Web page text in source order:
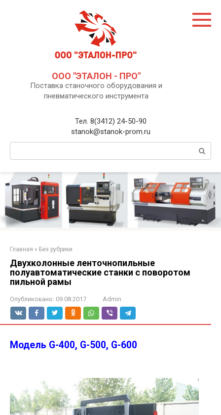
ООО "ЭТАЛОН - ПРО"
Поставка станочного оборудования и
пневматического инструмента
Тел. 8(3412) 24-50-90
stanok@stanok-prom.ru
Главная » Без рубрики
Двухколонные ленточнопильные
полуавтоматические станки с поворотом
пильной рамы
Опубликовано: 09.08.2017 Admin
Модель G-400, G-500, G-600